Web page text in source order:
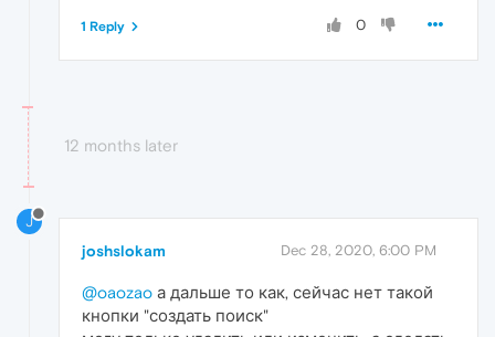
0
1 Reply
12 months later
J
joshslokam Dec 28, 2020, 6:00 PM
@oaozao а дальше то как, сейчас нет такой
кнопки "создать поиск"